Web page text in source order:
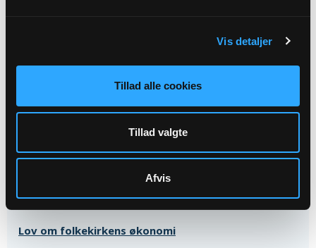
Vis detaljer
Tillad alle cookies
Tillad valgte
Afvis
Om regnskaber og folkekirkens økonomi
Læs og forstå et kirkeregnskab
Læs og forstå et kirkebudget
Lov om folkekirkens økonomi